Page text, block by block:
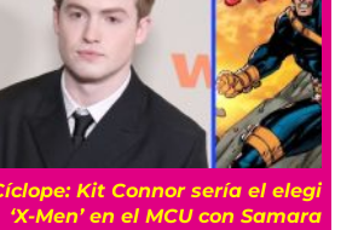
sería el elegido para los
el MCU con Samara Weaving